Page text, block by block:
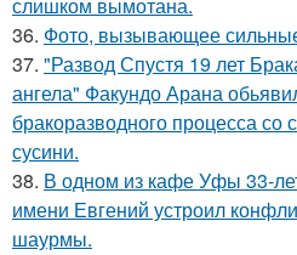
36. Фото, вызывающее
37. "Развод Спустя 19 лет
ангела" Факундо Арана
бракоразводного процесса со
сусини.
38. В одном из кафе Уфы 33-
имени Евгений устроил
шаурмы.